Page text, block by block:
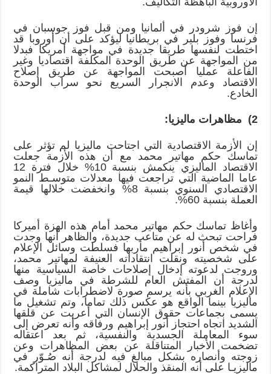
إن فوز شرودر في ألمانيا ومن قبل فوز جوسبان في
فرنسا وفوز بلير في بريطانيا ليؤكد على أن أوروبا قد
اختطت لنفسها طريقا جديدة في مواجهة أمريكا فبدلا
من المواجهة عن طريق الوحدة المكلفة اقتصاديا وغير
الفاعلة عمليا أصبحت المواجهة عن طريق إصلاح
الاقتصاد وعدم الانجرار السريع نحو سراب الوحدة
الخادع.
2) مظاهرات ماليزيا:
إن الأزمة الاقتصادية التي اجتاحت ماليزيا لم تؤثر على
تماسك حكم مهاتير محمد مع أن هذه الأزمة جعلت
الاقتصاد الماليزي ينكمش بنسبة 10% خلال فترة 12
عاما الماضية التي تراجعت فيها معدلات متوسـط النمو
الاقتصادي السنوي بنسبة 8% وانخفضت خلالها قيمة
العملة بنسبة 60%.
وأغاظ تماسك حكم مهاتير محمد أمام هذه الهزة أميركا
فراحت تبحث له عن متاعب جديدة، والظاهر أنها وجدت
في شخص أنور إبراهيم مأربها فسلطت وسائل الإعلام
على شخصيته ونقلت انتقاداته العنيفة لمهاتير محمد،
وروجت لدعوته إدخال إصلاحات خاصة السياسية منها
لدرجة أن المفتش العام للشرطة في ماليزيا وصف
الإعلام الغربي بأنه يرسم صورة لاضطرابات شاملة في
ماليزيا بينما الواقع هو عكس ذلك تماما، وتم تشغيل ما
يسمى بجماعات حقوق الإنسان التي أعربت عن قلقها
الشديد اتجاه احتجاز أنور إبراهيم ورفاقه وأنه تعرض إلى
سوء المعاملة الجسدية والنفسية، ثم بعد اعتقاله
تضخمت الأخبار المتناقلة عن بعض المظاهرات وعن
زوجته وأنصاره بشكل مبالغ فيه لدرجة أنه صُـوّر في
ماليزيـا على أنه المنقذ والحلال لمشاكل البلاد المتراكمة.